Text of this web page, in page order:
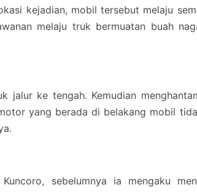
kejadian, mobil tersebut melaju
melaju truk bermuatan buah
jalur ke tengah. Kemudian
yang berada di belakang mobil
sebelumnya ia mengaku